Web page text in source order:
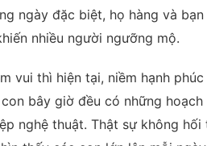
ngày đặc biệt, họ hàng và
nhiều người ngưỡng mộ.
vui thì hiện tại, niềm hạnh
bây giờ đều có những
nghệ thuật. Thật sự không